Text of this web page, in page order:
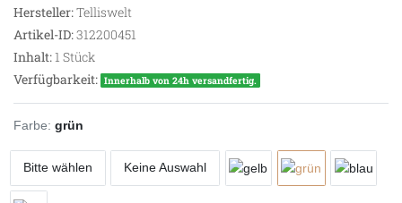
Hersteller:Telliswelt
Artikel-ID:312200451
Inhalt:1 Stück
Verfügbarkeit: Innerhalb von 24h versandfertig.
Farbe: grün
Bitte wählen Keine Auswahl